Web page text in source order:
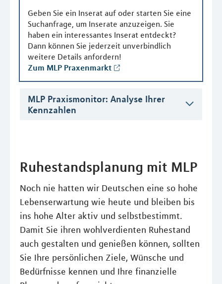
Geben Sie ein Inserat auf oder starten Sie eine
Suchanfrage, um Inserate anzuzeigen. Sie
haben ein interessantes Inserat entdeckt?
Dann können Sie jederzeit unverbindlich
weitere Details anfordern!
Zum MLP Praxenmarkt
MLP Praxismonitor: Analyse Ihrer
Kennzahlen
Ruhestandsplanung mit MLP
Noch nie hatten wir Deutschen eine so hohe
Lebenserwartung wie heute und bleiben bis
ins hohe Alter aktiv und selbstbestimmt.
Damit Sie ihren wohlverdienten Ruhestand
auch gestalten und genießen können, sollten
Sie Ihre persönlichen Ziele, Wünsche und
Bedürfnisse kennen und Ihre finanzielle